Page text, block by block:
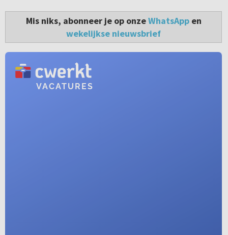
Mis niks, abonneer je op onzeWhatsAppen
wekelijkse nieuwsbrief